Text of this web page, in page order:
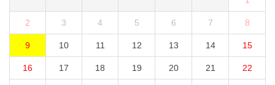
2 3 4 5 6 7 8
9 10 11 12 13 14 15
16 17 18 19 20 21 22